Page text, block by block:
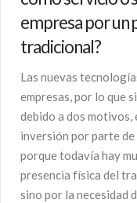
empresa por un
tradicional?
Las nuevas
empresas, por lo que
debido a dos
inversión por parte de
porque todavía hay
presencia física del
sino por la necesidad